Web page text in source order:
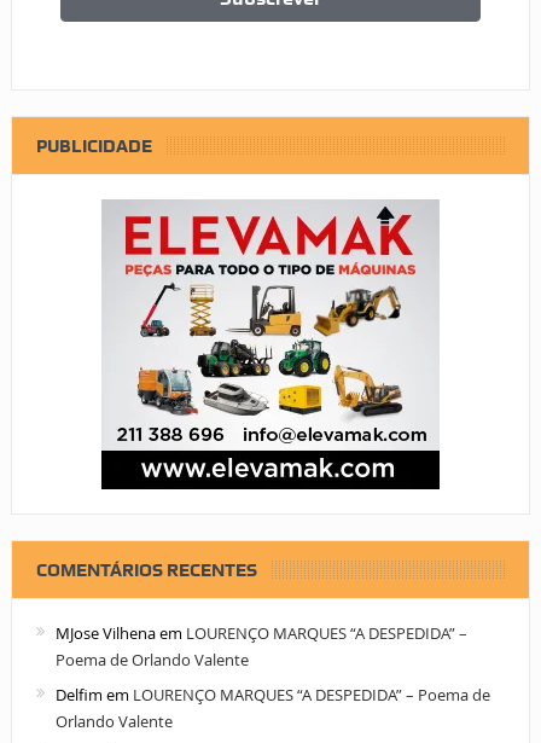
PUBLICIDADE
COMENTÁRIOS RECENTES
MJose Vilhenaem LOURENÇO MARQUES “A DESPEDIDA” –
Poema de Orlando Valente
Delfim em LOURENÇO MARQUES “A DESPEDIDA” – Poema de
Orlando Valente